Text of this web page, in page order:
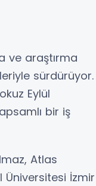
ve araştırma
sürdürüyor.
Eylül
bir iş
Atlas
Üniversitesi İzmir